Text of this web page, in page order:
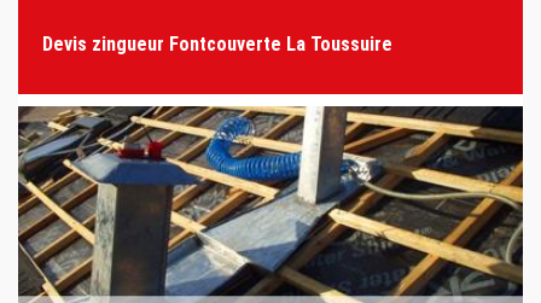
Devis zingueur Fontcouverte La Toussuire